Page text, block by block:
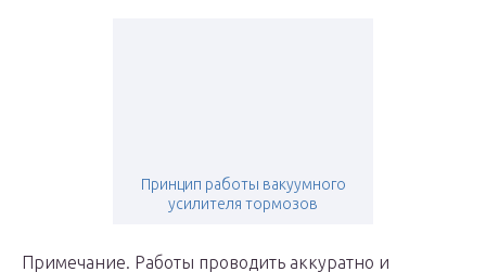
Принцип работы вакуумного
усилителя тормозов
Примечание. Работы проводить аккуратно и